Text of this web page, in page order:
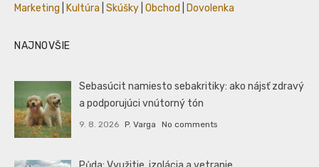
Marketing
Kultúra Skúšky Obchod Dovolenka
NAJNOVŠIE
Sebasúcit namiesto sebakritiky: ako nájsť zdravý
a podporujúci vnútorný tón
9. 8. 2026 P. Varga No comments